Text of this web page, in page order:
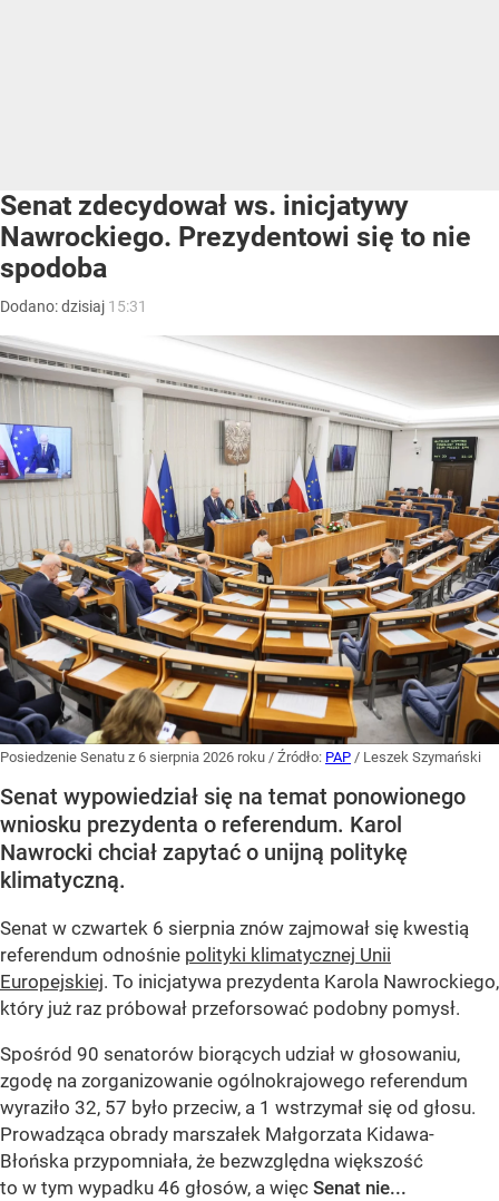
Senat zdecydował ws. inicjatywy
Nawrockiego. Prezydentowi się to nie
spodoba
Dodano:dzisiaj 15:31
Posiedzenie Senatu z 6 sierpnia 2026 roku / Źródło: PAP / Leszek Szymański
Senat wypowiedział się na temat ponowionego
wniosku prezydenta o referendum. Karol
Nawrocki chciał zapytać o unijną politykę
klimatyczną.
Senat w czwartek 6 sierpnia znów zajmował się kwestią
referendum odnośnie polityki klimatycznej Unii
Europejskiej. To inicjatywa prezydenta Karola Nawrockiego,
który już raz próbował przeforsować podobny pomysł.
Spośród 90 senatorów biorących udział w głosowaniu,
zgodę na zorganizowanie ogólnokrajowego referendum
wyraziło 32, 57 było przeciw, a 1 wstrzymał się od głosu.
Prowadząca obrady marszałek Małgorzata Kidawa-
Błońska przypomniała, że bezwzględna większość
to w tym wypadku 46 głosów, a więc Senat nie...